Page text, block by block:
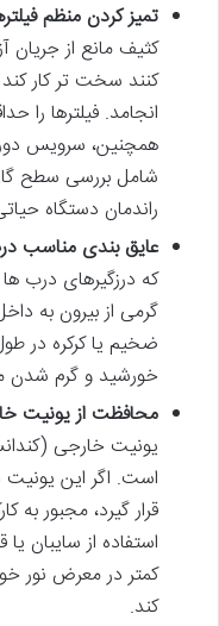
تمیز کردن منظم
کثیف مانع از جریان
کنند سخت تر کار
انجامد. فیلترها را
همچنین، سرویس
شامل بررسی سطح
راندمان دستگاه
عایق بندی مناسب
که درزگیرهای درب
گرمی از بیرون به
ضخیم یا کرکره در
خورشید و گرم شدن
محافظت از یونیت
یونیت خارجی
است. اگر این
قرار گیرد، مجبور
استفاده از سایبان
کمتر در معرض نور
کند.